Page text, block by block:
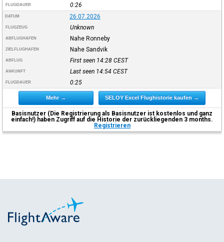
FLUGDAUER 0:26
DATUM 26.07.2026
FLUGZEUG Unknown
ABFLUGHAFEN Nahe Ronneby
ZIELFLUGHAFEN Nahe Sandvik
ABFLUG First seen 14:28 CEST
ANKUNFT Last seen 14:54 CEST
FLUGDAUER 0:25
Mehr → SELOY Excel Flughistorie kaufen →
Basisnutzer (Die Registrierung als Basisnutzer ist kostenlos und ganz
einfach!) haben Zugriff auf die Historie der zurückliegenden 3 months.
Registrieren